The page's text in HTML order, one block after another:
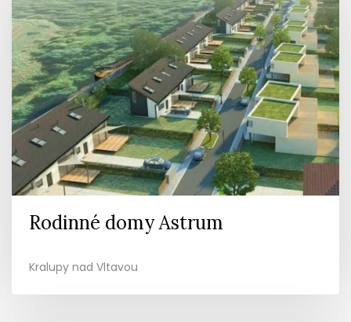
Rodinné domy Astrum
Kralupy nad Vltavou